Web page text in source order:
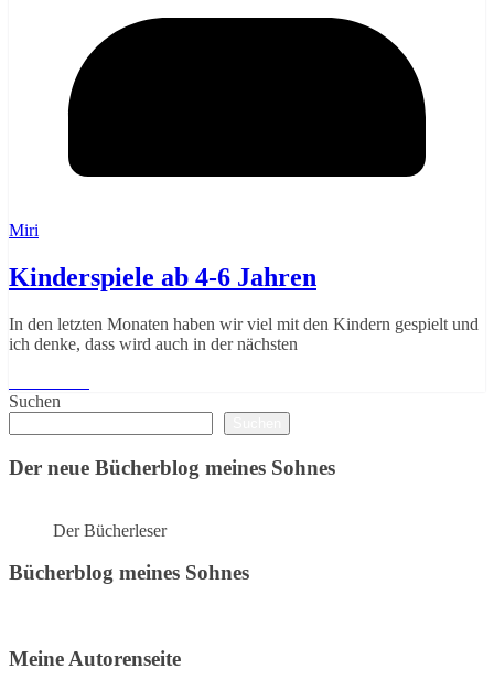
Miri
Kinderspiele ab 4-6 Jahren
In den letzten Monaten haben wir viel mit den Kindern gespielt und
ich denke, dass wird auch in der nächsten
Suchen
Der neue Bücherblog meines Sohnes
Der Bücherleser
Bücherblog meines Sohnes
Meine Autorenseite